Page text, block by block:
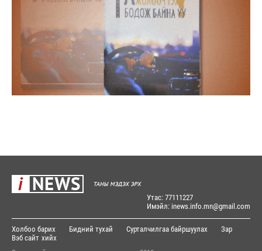
Утас: 77111227
Имэйл: inews.info.mn@gmail.com
Холбоо барих Бидний тухай Сурталчилгаа байршуулах
Зар
Вэб сайт хийх